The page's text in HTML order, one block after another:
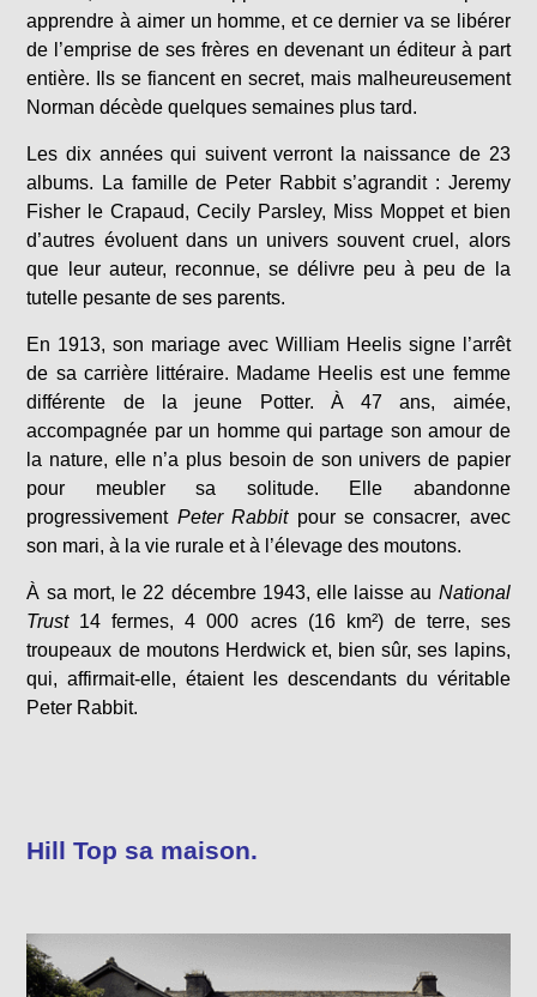
apprendre à aimer un homme, et ce dernier va se libérer
de l’emprise de ses frères en devenant un éditeur à part
entière. Ils se fiancent en secret, mais malheureusement
Norman décède quelques semaines plus tard.
Les dix années qui suivent verront la naissance de 23
albums. La famille de Peter Rabbit s’agrandit : Jeremy
Fisher le Crapaud, Cecily Parsley, Miss Moppet et bien
d’autres évoluent dans un univers souvent cruel, alors
que leur auteur, reconnue, se délivre peu à peu de la
tutelle pesante de ses parents.
En 1913, son mariage avec William Heelis signe l’arrêt
de sa carrière littéraire. Madame Heelis est une femme
différente de la jeune Potter. À 47 ans, aimée,
accompagnée par un homme qui partage son amour de
la nature, elle n’a plus besoin de son univers de papier
pour meubler sa solitude. Elle abandonne
progressivement Peter Rabbitpour se consacrer, avec
son mari, à la vie rurale et à l’élevage des moutons.
À sa mort, le 22 décembre 1943, elle laisse au National
Trust14 fermes, 4 000 acres (16 km²) de terre, ses
troupeaux de moutons Herdwick et, bien sûr, ses lapins,
qui, affirmait-elle, étaient les descendants du véritable
Peter Rabbit.
Hill Top sa maison.